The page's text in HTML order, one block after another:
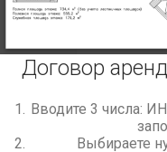
Договор
Вводите 3 числа:
Выбираете